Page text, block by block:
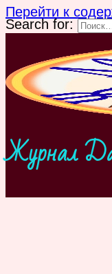
Перейти к
Search for:
Журнал Да